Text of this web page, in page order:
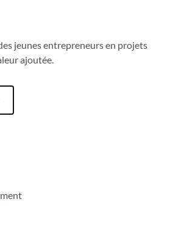
jeunes entrepreneurs en projets
ajoutée.